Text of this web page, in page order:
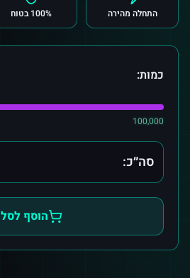
התחלה מהירה 100% בטוח
כמות:
100,000
סה״כ:
הוסף לסל